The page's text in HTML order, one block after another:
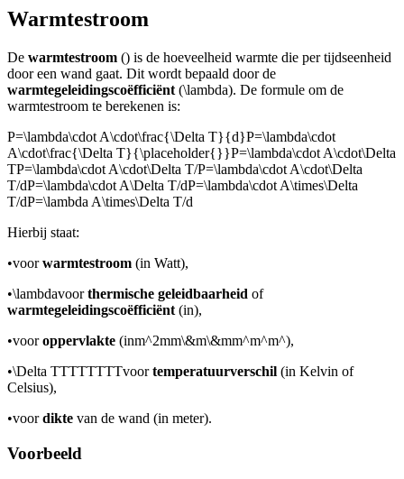
Warmtestroom
De warmtestroom () is de hoeveelheid warmte die per tijdseenheid
door een wand gaat. Dit wordt bepaald door de
warmtegeleidingscoëfficiënt (\lambda). De formule om de
warmtestroom te berekenen is:
P=\lambda\cdot A\cdot\frac{\Delta T}{d}P=\lambda\cdot
A\cdot\frac{\Delta T}{\placeholder{}}P=\lambda\cdot A\cdot\Delta
TP=\lambda\cdot A\cdot\Delta T/P=\lambda\cdot A\cdot\Delta
T/dP=\lambda\cdot A\Delta T/dP=\lambda\cdot A\times\Delta
T/dP=\lambda A\times\Delta T/d
Hierbij staat:
•voorwarmtestroom (in Watt),
•\lambdavoorthermische geleidbaarheid of
warmtegeleidingscoëfficiënt (in),
•vooroppervlakte (inm^2mm\&m\&mm^m^m^),
•\Delta TTTTTTTTvoortemperatuurverschil (in Kelvin of
Celsius),
•voordikte van de wand (in meter).
Voorbeeld